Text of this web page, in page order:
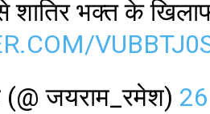
शातिर भक्त के
जयराम_रमेश)